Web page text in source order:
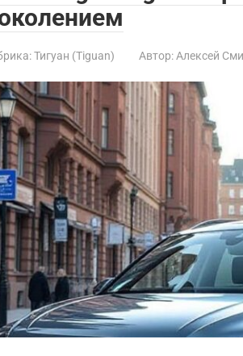
Тигуан (Tiguan) Автор: Алексей